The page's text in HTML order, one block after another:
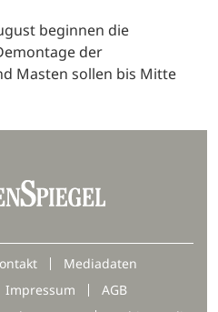
beginnen die
der
Masten sollen bis Mitte
Mediadaten
Impressum
AGB